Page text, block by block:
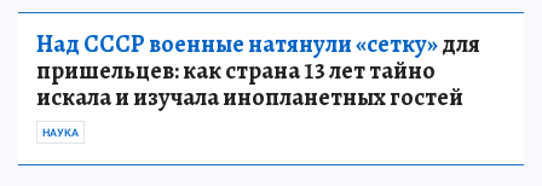
Над СССР военные натянули «сетку»для
пришельцев: как страна 13 лет тайно
искала и изучала инопланетных гостей
НАУКА